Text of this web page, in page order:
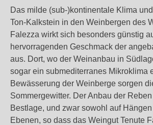
Das milde (sub-)kontinentale Klima
Ton-Kalkstein in den Weinbergen des
Falezza wirkt sich besonders günstig
hervorragenden Geschmack der
aus. Dort, wo der Weinanbau in
sogar ein submediterranes Mikroklima
Bewässerung der Weinberge sorgen
Sommergewitter. Der Anbau der
Bestlage, und zwar sowohl auf
Ebenen, so dass das Weingut Tenute